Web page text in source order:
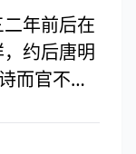
文集》20
未撰成的
统，对姚
年前后在
约后唐明
而官不